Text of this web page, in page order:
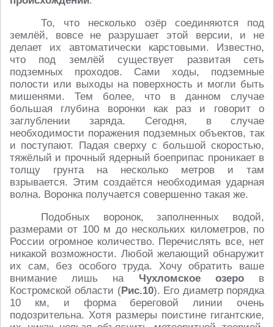
То, что несколько озёр соединяются под
землёй, вовсе не разрушает этой версии, и не
делает их автоматически карстовыми. Известно,
что под землёй существует развитая сеть
подземных проходов. Сами ходы, подземные
полости или выходы на поверхность и могли быть
мишенями. Тем более, что в данном случае
большая глубина воронки как раз и говорит о
заглублении заряда. Сегодня, в случае
необходимости поражения подземных объектов, так
и поступают. Падая сверху с большой скоростью,
тяжёлый и прочный ядерный боеприпас проникает в
толщу грунта на несколько метров и там
взрывается. Этим создаётся необходимая ударная
волна. Воронка получается совершенно такая же.
Подобных воронок, заполненных водой,
размерами от 100 м до нескольких километров, по
России огромное количество. Перечислять все, нет
никакой возможности. Любой желающий обнаружит
их сам, без особого труда. Хочу обратить ваше
внимание лишь на Чухломское озеров
Костромской области (Рис.10). Его диаметр порядка
10 км, и форма береговой линии очень
подозрительна. Хотя размеры поистине гигантские,